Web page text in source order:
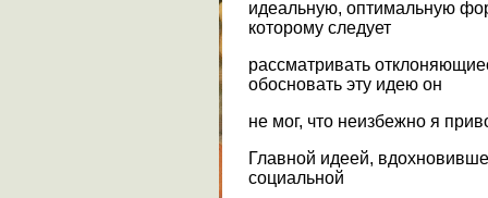
идеальную, оптимальную
которому следует
рассматривать
обосновать эту идею он
не мог, что неизбежно я
Главной идеей,
социальной